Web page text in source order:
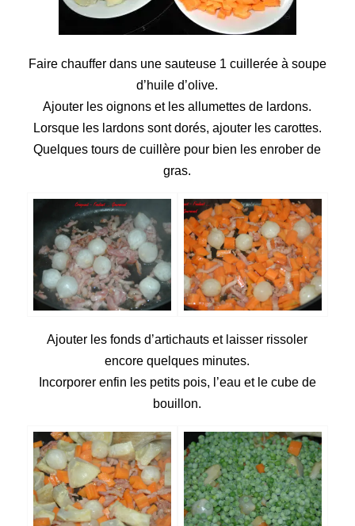
Faire chauffer dans une sauteuse 1 cuillerée à soupe
d’huile d’olive.
Ajouter les oignons et les allumettes de lardons.
Lorsque les lardons sont dorés, ajouter les carottes.
Quelques tours de cuillère pour bien les enrober de
gras.
Ajouter les fonds d’artichauts et laisser rissoler
encore quelques minutes.
Incorporer enfin les petits pois, l’eau et le cube de
bouillon.